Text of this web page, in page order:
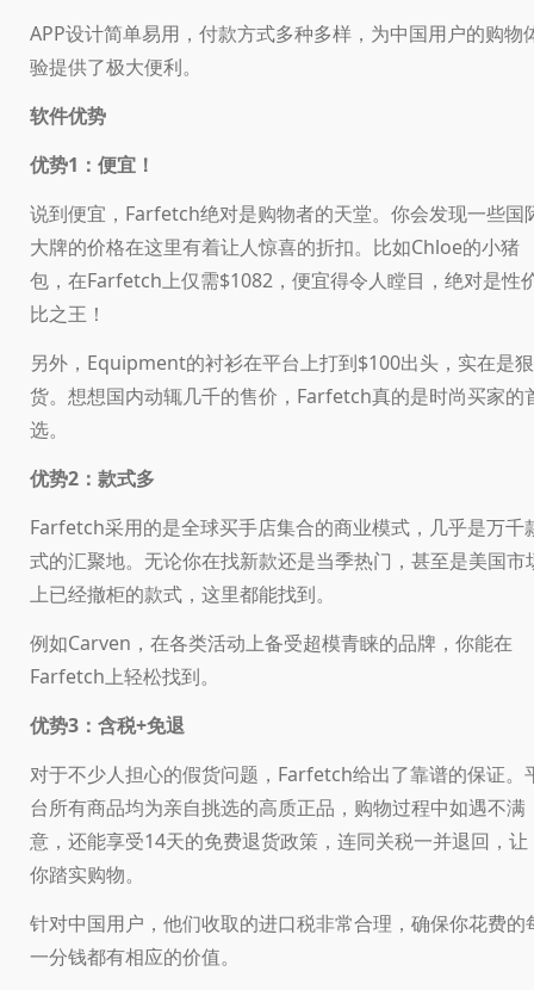
APP设计简单易用，付款方式多种多样，为中国用户的购物
验提供了极大便利。
软件优势
优势1：便宜！
说到便宜，Farfetch绝对是购物者的天堂。你会发现一些国
大牌的价格在这里有着让人惊喜的折扣。比如Chloe的小猪
包，在Farfetch上仅需$1082，便宜得令人瞠目，绝对是性
比之王！
另外，Equipment的衬衫在平台上打到$100出头，实在是狠
货。想想国内动辄几千的售价，Farfetch真的是时尚买家的
选。
优势2：款式多
Farfetch采用的是全球买手店集合的商业模式，几乎是万千
式的汇聚地。无论你在找新款还是当季热门，甚至是美国市
上已经撤柜的款式，这里都能找到。
例如Carven，在各类活动上备受超模青睐的品牌，你能在
Farfetch上轻松找到。
优势3：含税+免退
对于不少人担心的假货问题，Farfetch给出了靠谱的保证。
台所有商品均为亲自挑选的高质正品，购物过程中如遇不满
意，还能享受14天的免费退货政策，连同关税一并退回，让
你踏实购物。
针对中国用户，他们收取的进口税非常合理，确保你花费的
一分钱都有相应的价值。